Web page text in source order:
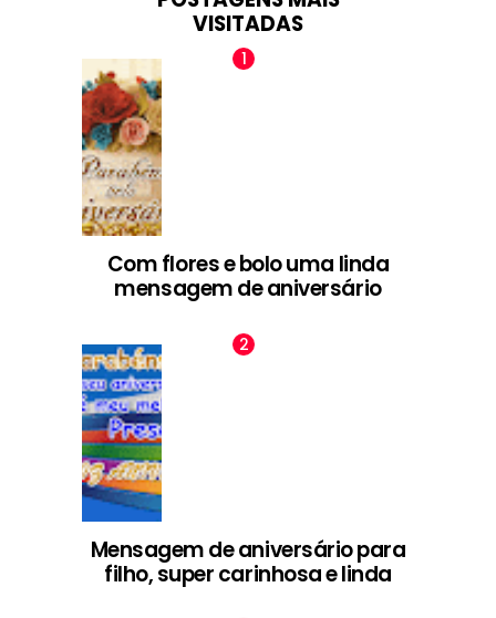
VISITADAS
Com flores e bolo uma linda
mensagem de aniversário
Mensagem de aniversário para
filho, super carinhosa e linda